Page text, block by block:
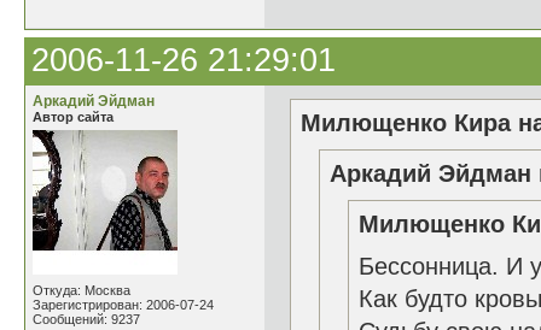
2006-11-26 21:29:01
Аркадий Эйдман
Автор сайта
Откуда: Москва
Зарегистрирован: 2006-07-24
Сообщений: 9237
Милющенко Кира
Аркадий Эйдман
Милющенко
Бессонница. И
Как будто